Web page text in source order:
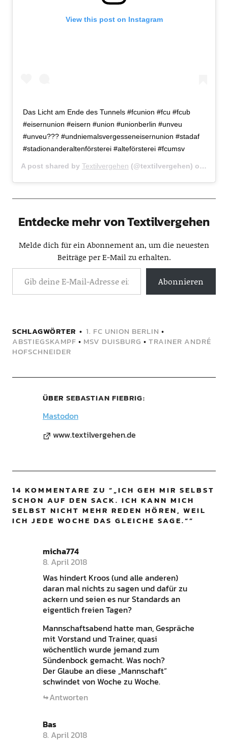
View this post on Instagram
Das Licht am Ende des Tunnels #fcunion #fcu #fcub
#eisernunion #eisern #union #unionberlin #unveu
#unveu??? #undniemalsvergesseneisernunion #stadaf
#stadionanderaltenförsterei #alteförsterei #fcumsv
A post shared by Textilvergehen (@textilvergehen) on Apr 7,
Entdecke mehr von Textilvergehen
Melde dich für ein Abonnement an, um die neuesten
Beiträge per E-Mail zu erhalten.
Abonnieren
SCHLAGWÖRTER 1. FC UNION BERLIN •
ABSTIEGSKAMPF • MSV DUISBURG • TRAINER ANDRÉ
HOFSCHNEIDER
ÜBER SEBASTIAN FIEBRIG
Mastodon
www.textilvergehen.de
14 KOMMENTARE ZU “„ICH GEH MIR SELBST
SCHON AUF DEN SACK. ICH KANN MICH
SELBST NICHT MEHR REDEN HÖREN, WEIL
ICH JEDE WOCHE DAS GLEICHE SAGE.“”
micha774
8. April 2018
Was hindert Kroos (und alle anderen)
daran mal nichts zu sagen und dafür zu
ackern und seien es nur Standards an
eigentlich freien Tagen?
Mannschaftsabend hatte man, Gespräche
mit Vorstand und Trainer, quasi
wöchentlich wurde jemand zum
Sündenbock gemacht. Was noch?
Der Glaube an diese „Mannschaft“
schwindet von Woche zu Woche.
Antworten
Bas
8. April 2018